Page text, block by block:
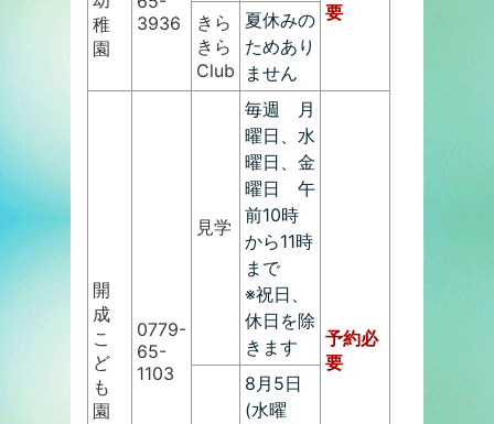
稚
園
3936
要
きら
きら
Club
夏休みの
ためあり
ません
開
成
こ
ど
も
園
0779-
65-
1103
見学
毎週 月
曜日、水
曜日、金
曜日 午
前10時
から11時
まで
※祝日、
休日を除
きます
予約必
要
8月5日
(水曜